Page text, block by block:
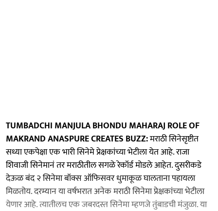
TUMBADCHI MANJULA BHONDU MAHARAJ ROLE OF
MAKRAND ANASPURE CREATES BUZZ:मराठी सिनेसृष्टीत
सध्या एकपेक्षा एक भारी सिनेमे प्रेक्षकांच्या भेटीला येत आहे. राजा
शिवाजी सिनेमानं तर मराठीतील सगळे रेकॉर्ड मोडले आहेत. दुसरीकडे
देऊळ बंद २ सिनेमा बॉक्स ऑफिसवर धुमाकूळ घालताना पहायला
मिळतोय. दरम्यान या वर्षभरात अनेक मराठी सिनेमा प्रेक्षकांच्या भेटीला
येणार आहे. त्यातीलच एक जबरदस्त सिनेमा म्हणजे तुंबाडची मंजुळा. या